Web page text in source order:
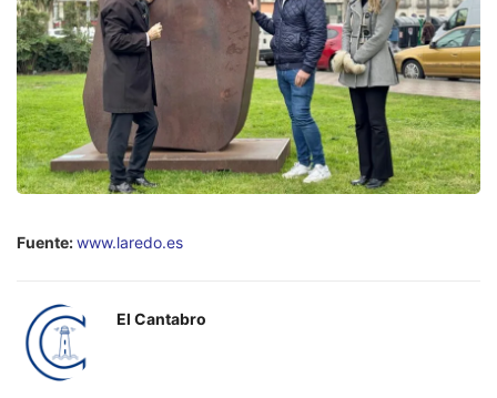
Fuente:www.laredo.es
El Cantabro